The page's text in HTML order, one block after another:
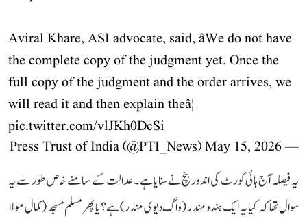
Aviral Khare, ASI advocate, said, âWe do not have
the complete copy of the judgment yet. Once the
full copy of the judgment and the order arrives, we
will read it and then explain theâ¦
pic.twitter.com/vlJKh0DcSi
— Press Trust of India (@PTI_News)
May 15, 2026
یہ فیصلہ آج ہائی کورٹ کی اندور بنچ نے سنایا ہے۔ عدالت کے سامنے خاص طور سے یہ
سوال تھا کہ کیا یہ ایک ہندو مندر (واگ دیوی مندر) ہے؟ یا پھر مسلم مسجد (کمال مولا